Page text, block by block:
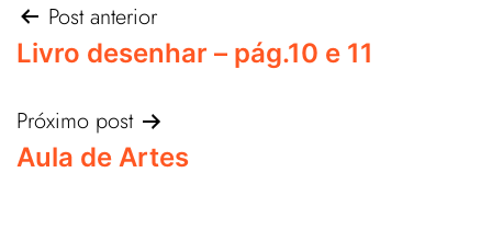
Post anterior
Livro desenhar – pág.10 e 11
Próximo post
Aula de Artes